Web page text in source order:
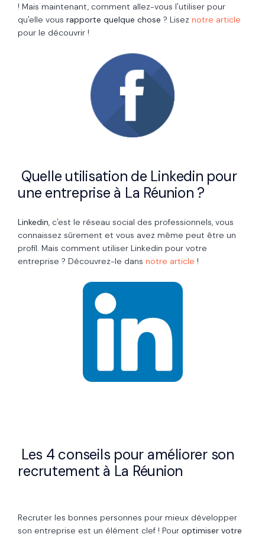
! Mais maintenant, comment allez-vous l'utiliser pour
qu'elle vous rapporte quelque chose ? Lisez notre article
pour le découvrir !
Quelle utilisation de Linkedin pour
une entreprise à La Réunion ?
Linkedin, c'est le réseau social des professionnels, vous
connaissez sûrement et vous avez même peut être un
profil. Mais comment utiliser Linkedin pour votre
entreprise ? Découvrez-le dans notre article !
Les 4 conseils pour améliorer son
recrutement à La Réunion
Recruter les bonnes personnes pour mieux développer
son entreprise est un élément clef ! Pour optimiser votre